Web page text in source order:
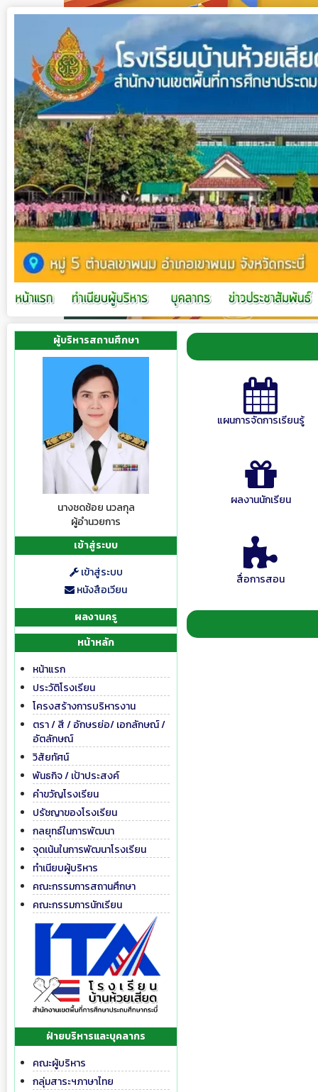
ผู้บริหารสถานศึกษา
นางชดช้อย นวลกุล
ผู้อำนวยการ
เข้าสู่ระบบ
เข้าสู่ระบบ
หนังสือเวียน
ผลงานครู
หน้าหลัก
หน้าแรก
ประวัติโรงเรียน
โครงสร้างการบริหารงาน
ตรา / สี / อักษรย่อ/ เอกลักษณ์ /
อัตลักษณ์
วิสัยทัศน์
พันธกิจ / เป้าประสงค์
คำขวัญโรงเรียน
ปรัชญาของโรงเรียน
กลยุทธ์ในการพัฒนา
จุดเน้นในการพัฒนาโรงเรียน
ทำเนียบผู้บริหาร
คณะกรรมการสถานศึกษา
คณะกรรมการนักเรียน
ฝ่ายบริหารและบุคลากร
คณะผู้บริหาร
กลุ่มสาระฯภาษาไทย
แผนการจัดการเรียนรู้
ผลงานนักเรียน
สื่อการสอน